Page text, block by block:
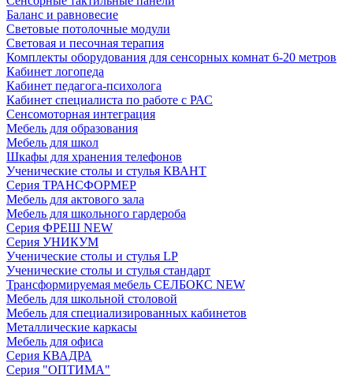
Баланс и равновесие
Световые потолочные модули
Световая и песочная терапия
Комплекты оборудования для сенсорных комнат 6-20 метров
Кабинет логопеда
Кабинет педагога-психолога
Кабинет специалиста по работе с РАС
Сенсомоторная интеграция
Мебель для образования
Мебель для школ
Шкафы для хранения телефонов
Ученические столы и стулья КВАНТ
Серия ТРАНСФОРМЕР
Мебель для актового зала
Мебель для школьного гардероба
Серия ФРЕШ NEW
Серия УНИКУМ
Ученические столы и стулья LP
Ученические столы и стулья стандарт
Трансформируемая мебель СЕЛБОКС NEW
Мебель для школьной столовой
Мебель для специализированных кабинетов
Металлические каркасы
Мебель для офиса
Серия КВАДРА
Серия "ОПТИМА"